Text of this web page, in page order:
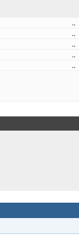
..
..
..
..
..